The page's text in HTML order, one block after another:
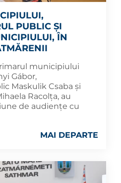
PUBLIC ȘI
ÎN
municipiului
Gábor,
Maskulik Csaba și
Racolța, au
de audiențe cu
MAI DEPARTE